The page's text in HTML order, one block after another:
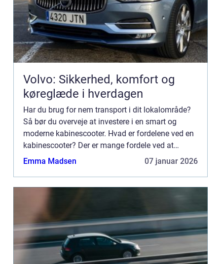
Volvo: Sikkerhed, komfort og
køreglæde i hverdagen
Har du brug for nem transport i dit lokalområde?
Så bør du overveje at investere i en smart og
moderne kabinescooter. Hvad er fordelene ved en
kabinescooter? Der er mange fordele ved at
anskaffe en kabinescooter når behovet for en bil
Emma Madsen 07 januar 2026